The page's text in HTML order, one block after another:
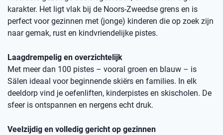
karakter. Het ligt vlak bij de Noors-Zweedse grens en is
perfect voor gezinnen met (jonge) kinderen die op zoek zijn
naar gemak, rust en kindvriendelijke pistes.
Laagdrempelig en overzichtelijk
Met meer dan 100 pistes – vooral groen en blauw – is
Sälen ideaal voor beginnende skiërs en families. In elk
deeldorp vind je oefenliften, kinderpistes en skischolen. De
sfeer is ontspannen en nergens echt druk.
Veelzijdig en volledig gericht op gezinnen